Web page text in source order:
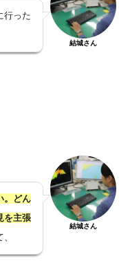
行った
結城さん
。どん
を主張
結城さん